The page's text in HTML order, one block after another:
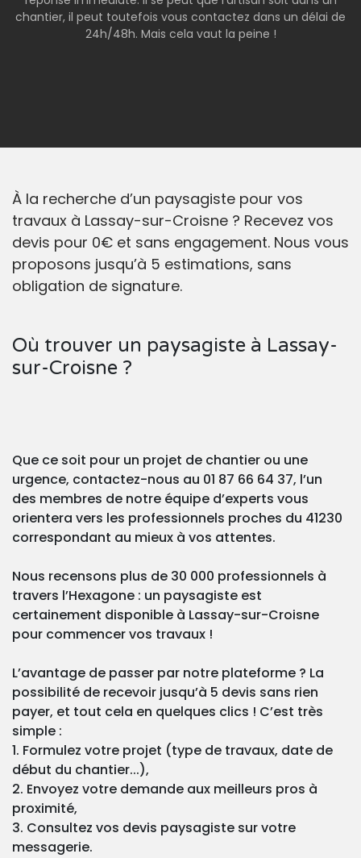
chantier, il peut toutefois vous contactez dans un délai de
24h/48h. Mais cela vaut la peine !
À la recherche d’un paysagiste pour vos
travaux à Lassay-sur-Croisne ? Recevez vos
devis pour 0€ et sans engagement. Nous vous
proposons jusqu’à 5 estimations, sans
obligation de signature.
Où trouver un paysagiste à Lassay-
sur-Croisne ?
Que ce soit pour un projet de chantier ou une
urgence, contactez-nous au 01 87 66 64 37, l’un
des membres de notre équipe d’experts vous
orientera vers les professionnels proches du 41230
correspondant au mieux à vos attentes.
Nous recensons plus de 30 000 professionnels à
travers l’Hexagone : un paysagiste est
certainement disponible à Lassay-sur-Croisne
pour commencer vos travaux !
L’avantage de passer par notre plateforme ? La
possibilité de recevoir jusqu’à 5 devis sans rien
payer, et tout cela en quelques clics ! C’est très
simple :
1. Formulez votre projet (type de travaux, date de
début du chantier...),
2. Envoyez votre demande aux meilleurs pros à
proximité,
3. Consultez vos devis paysagiste sur votre
messagerie.